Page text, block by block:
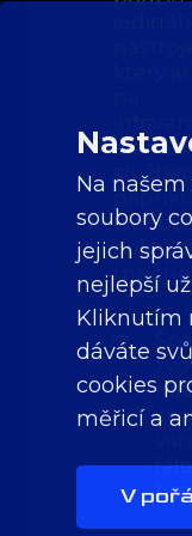
Na
soubory
jejich
nejlepší
Kliknutím
dáváte
cookies
měřicí a
V
ale
mnohé